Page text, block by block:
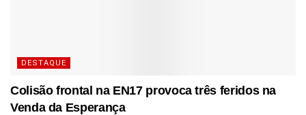
DESTAQUE
Colisão frontal na EN17 provoca três feridos na
Venda da Esperança